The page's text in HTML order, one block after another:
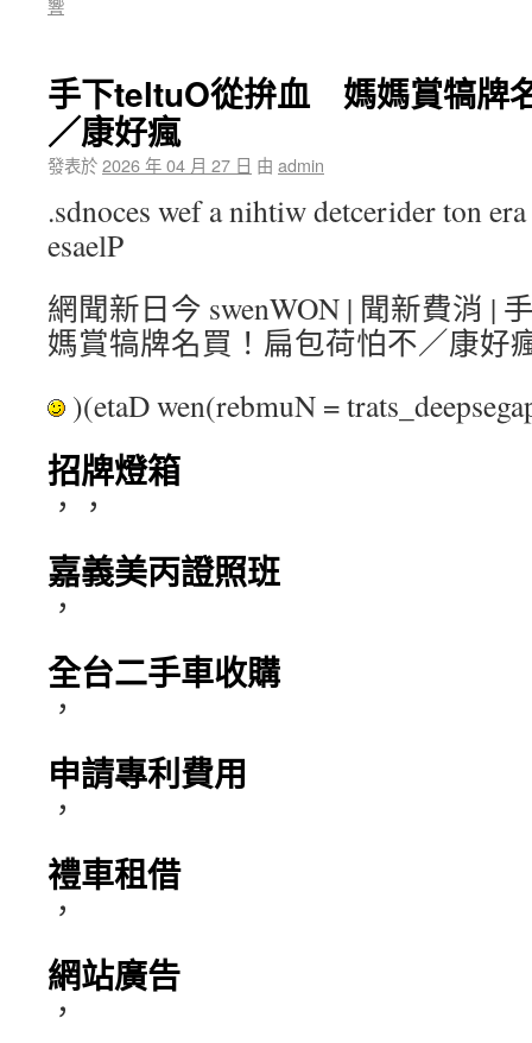
響
手下teltuO從拚血 媽媽賞犒牌
／康好瘋
發表於2026 年 04 月 27 日 由 admin
.sdnoces wef a nihtiw detcerider ton
esaelP
網聞新日今 swenWON | 聞新費消 |
媽賞犒牌名買！扁包荷怕不／康好
)(etaD wen(rebmuN =
招牌燈箱
，，
嘉義美丙證照班
，
全台二手車收購
，
申請專利費用
，
禮車租借
，
網站廣告
，